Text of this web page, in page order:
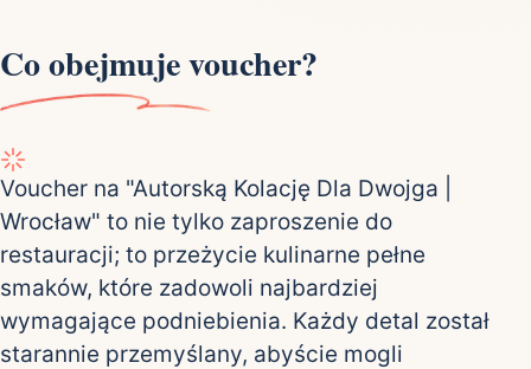
Co obejmuje voucher?
Voucher na "Autorską Kolację Dla Dwojga |
Wrocław" to nie tylko zaproszenie do
restauracji; to przeżycie kulinarne pełne
smaków, które zadowoli najbardziej
wymagające podniebienia. Każdy detal został
starannie przemyślany, abyście mogli